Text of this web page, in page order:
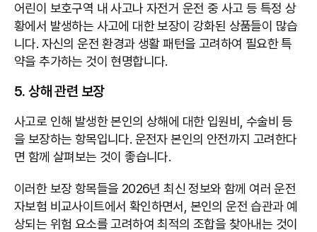
어린이 보호구역 내 사고나 자전거 운전 중 사고 등 특정 상
황에서 발생하는 사고에 대한 보장이 강화된 상품들이 많습
니다. 자신의 운전 환경과 생활 패턴을 고려하여 필요한 특
약을 추가하는 것이 현명합니다.
5. 상해 관련 보장
사고로 인해 발생한 본인의 상해에 대한 입원비, 수술비 등
을 보장하는 항목입니다. 운전자 본인의 안전까지 고려한다
면 함께 살펴보는 것이 좋습니다.
이러한 보장 항목들을 2026년 최신 정보와 함께 여러 운전
자보험 비교사이트에서 확인하면서, 본인의 운전 습관과 예
상되는 위험 요소를 고려하여 최적의 조합을 찾아내는 것이